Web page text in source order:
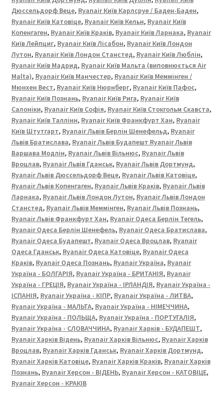
ЗАПОРІЖЖЯ
Дюссельдорф Веце, Ryanair Київ Карлсруе / Баден-Баден,
Ryanair Київ Катовіце, Ryanair Київ Кельн, Ryanair Київ
Копенгаген, Ryanair Київ Краків, Ryanair Київ Ларнака, Ryanair
Київ Лейпциг, Ryanair Київ Лісабон, Ryanair Київ Лондон
Лутон, Ryanair Київ Лондон Станстед, Ryanair Київ Люблін,
Ryanair Київ Мадрид, Ryanair Київ Мальта (виповнюється Air
Malta), Ryanair Київ Манчестер, Ryanair Київ Меммінген /
Мюнхен Вест, Ryanair Київ Нюрнберг, Ryanair Київ Пафос,
Ryanair Київ Познань, Ryanair Київ Рига, Ryanair Київ
Салоніки, Ryanair Київ Софія, Ryanair Київ Стокгольм Скавста,
Ryanair Київ Таллінн, Ryanair Київ Франкфурт Хан, Ryanair
Київ Штутгарт, Ryanair Львів Берлін Шенефельд, Ryanair
Львів Братислава, Ryanair Львів Будапешт Ryanair Львів
Варшава Модлін, Ryanair Львів Вільнюс, Ryanair Львів
Вроцлав, Ryanair Львів Гданськ, Ryanair Львів Дортмунд,
Ryanair Львів Дюссельдорф Веце, Ryanair Львів Катовіце,
Ryanair Львів Копенгаген, Ryanair Львів Краків, Ryanair Львів
Ларнака, Ryanair Львів Лондон Лутон, Ryanair Львів Лондон
Станстед, Ryanair Львів Меммінген, Ryanair Львів Познань,
Ryanair Львів Франкфурт Хан, Ryanair Одеса Берлін Тегель,
Ryanair Одеса Берлін Шенефель, Ryanair Одеса Братислава,
Ryanair Одеса Будапешт, Ryanair Одеса Вроцлав, Ryanair
Одеса Гданськ, Ryanair Одеса Катовіце, Ryanair Одеса
Краків, Ryanair Одеса Познань, Ryanair Україна, Ryanair
Україна - БОЛГАРІЯ, Ryanair Україна - БРИТАНІЯ, Ryanair
Україна - ГРЕЦІЯ, Ryanair Україна - ІРЛАНДІЯ, Ryanair Україна -
ІСПАНІЯ, Ryanair Україна - КІПР, Ryanair Україна - ЛИТВА,
Ryanair Україна - МАЛЬТА, Ryanair Україна - НІМЕЧЧИНА,
Ryanair Україна - ПОЛЬЩА, Ryanair Україна - ПОРТУГАЛІЯ,
Ryanair Україна - СЛОВАЧЧИНА, Ryanair Харків - БУДАПЕШТ,
Ryanair Харків Відень, Ryanair Харків Вільнюс, Ryanair Харків
Вроцлав, Ryanair Харків Гданськ, Ryanair Харків Дортмунд,
Ryanair Харків Катовіце, Ryanair Харків Краків, Ryanair Харків
Познань, Ryanair Херсон - ВІДЕНЬ, Ryanair Херсон - КАТОВІЦЕ,
Ryanair Херсон - КРАКІВ